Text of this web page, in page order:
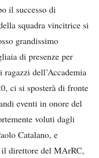
il successo di
squadra vincitrice si
grandissimo
di presenze per
dell’Accademia
ci si sposterà di fronte
eventi in onore del
voluti dagli
Catalano, e
direttore del MArRC,